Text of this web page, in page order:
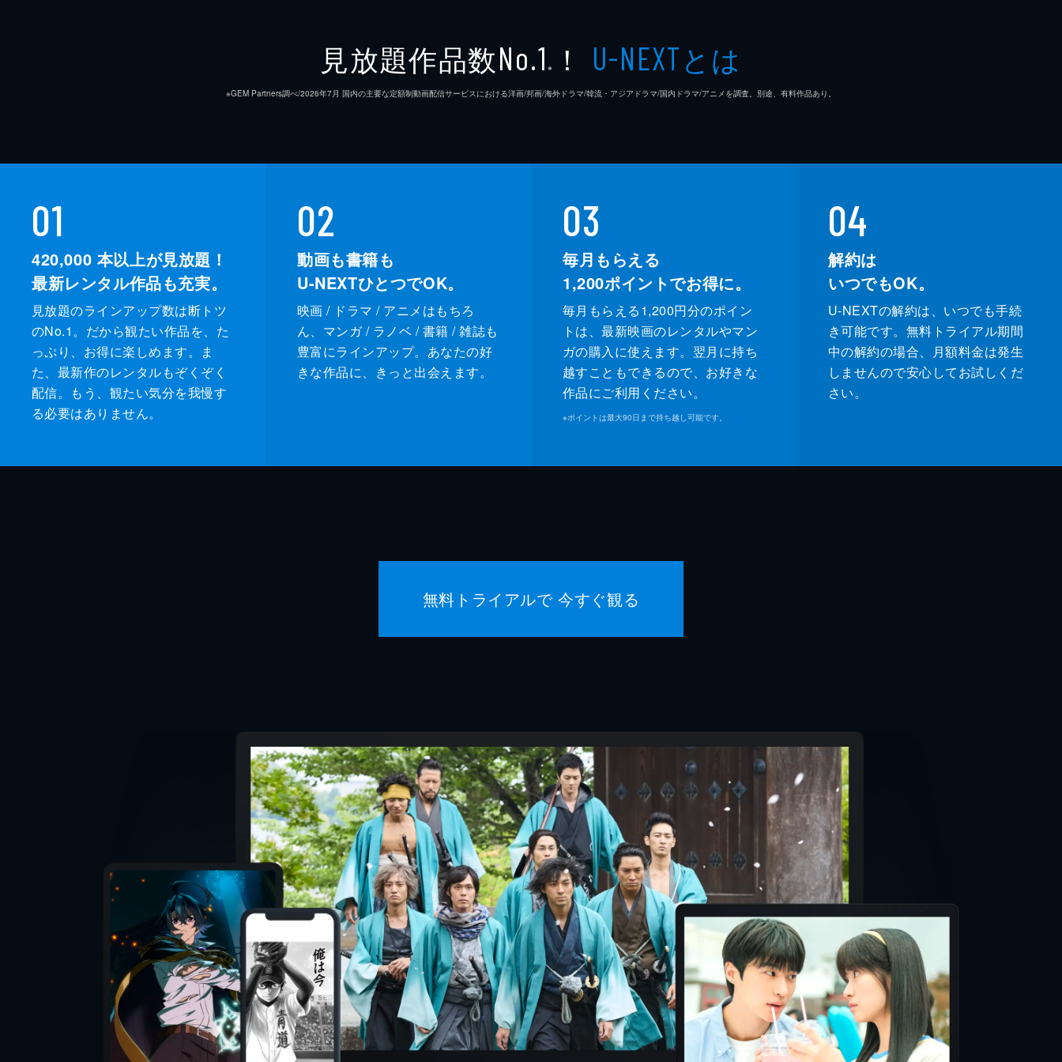
見放題作品数No.1 ※ ！ U-NEXTとは
※GEM Partners調べ/2026年7⽉ 国内の主要な定額制動画配信サービスにおける洋画/邦画/海外ドラマ/韓流・アジアドラマ/国内ドラマ/アニメを調査。別途、有料作品あり。
01
420,000 本以上が見放題！
最新レンタル作品も充実。
見放題のラインアップ数は断トツ
のNo.1。だから観たい作品を、た
っぷり、お得に楽しめます。ま
た、最新作のレンタルもぞくぞく
配信。もう、観たい気分を我慢す
る必要はありません。
02
動画も書籍も
U-NEXTひとつでOK。
映画 / ドラマ / アニメはもちろ
ん、マンガ / ラノベ / 書籍 / 雑誌も
豊富にラインアップ。あなたの好
きな作品に、きっと出会えます。
03
毎月もらえる
1,200ポイントでお得に。
毎月もらえる1,200円分のポイン
トは、最新映画のレンタルやマン
ガの購入に使えます。翌月に持ち
越すこともできるので、お好きな
作品にご利用ください。
※ポイントは最大90日まで持ち越し可能です。
04
解約は
いつでもOK。
U-NEXTの解約は、いつでも手続
き可能です。無料トライアル期間
中の解約の場合、月額料金は発生
しませんので安心してお試しくだ
さい。
無料トライアルで 今すぐ観る